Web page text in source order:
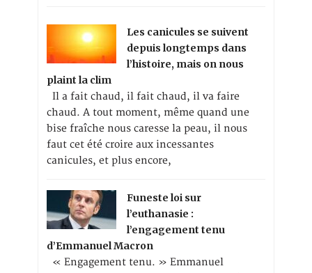
Les canicules se suivent
depuis longtemps dans
l’histoire, mais on nous
plaint la clim
Il a fait chaud, il fait chaud, il va faire
chaud. A tout moment, même quand une
bise fraîche nous caresse la peau, il nous
faut cet été croire aux incessantes
canicules, et plus encore,
Funeste loi sur
l’euthanasie :
l’engagement tenu
d’Emmanuel Macron
« Engagement tenu. » Emmanuel